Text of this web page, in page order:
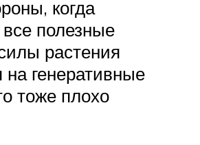
когда
все полезные
растения
на генеративные
тоже плохо